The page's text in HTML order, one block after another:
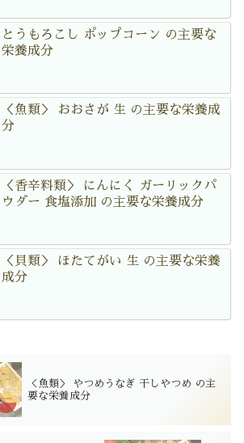
とうもろこし ポップコーン の主要な
栄養成分
＜魚類＞ おおさが 生 の主要な栄養成
分
＜香辛料類＞ にんにく ガーリックパ
ウダー 食塩添加 の主要な栄養成分
＜貝類＞ ほたてがい 生 の主要な栄養
成分
＜魚類＞ やつめうなぎ 干しやつめ の主
要な栄養成分